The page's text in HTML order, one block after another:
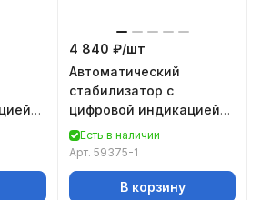
4 840 ₽/шт
Автоматический
стабилизатор с
цифровой индикацией
Зубр АСН-1000-1-Ц
ПРОФ. 59375-1
Есть в наличии
Арт. 59375-1
В корзину